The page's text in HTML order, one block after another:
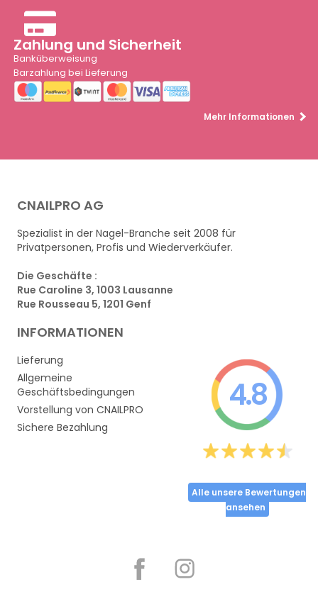
Zahlung und Sicherheit
Banküberweisung
Barzahlung bei Lieferung
Mehr Informationen
CNAILPRO AG
Spezialist in der Nagel-Branche seit 2008 für
Privatpersonen, Profis und Wiederverkäufer.
Die Geschäfte :
Rue Caroline 3, 1003 Lausanne
Rue Rousseau 5, 1201 Genf
INFORMATIONEN
Lieferung
Allgemeine
Geschäftsbedingungen
Vorstellung von CNAILPRO
Sichere Bezahlung
4.8
Alle unsere Bewertungen
ansehen